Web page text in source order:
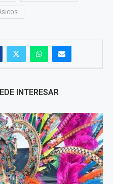
INTERESAR